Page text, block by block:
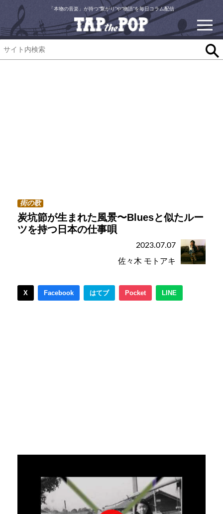
「本物の音楽」が持つ“繋がり”や“物語”を毎日コラム配信
街の歌
炭坑節が生まれた風景〜Bluesと似たルー
ツを持つ日本の仕事唄
2023.07.07
佐々木 モトアキ
X Facebook はてブ Pocket LINE